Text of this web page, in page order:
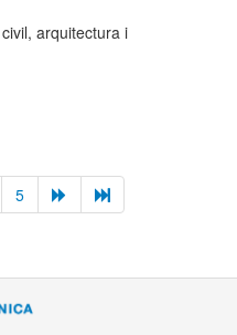
arquitectura i
5